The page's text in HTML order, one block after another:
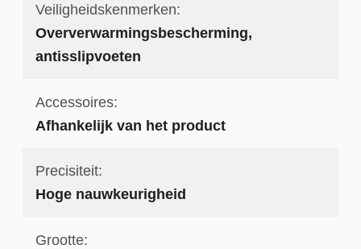
Veiligheidskenmerken:
Oververwarmingsbescherming,
antisslipvoeten
Accessoires:
Afhankelijk van het product
Precisiteit:
Hoge nauwkeurigheid
Grootte: